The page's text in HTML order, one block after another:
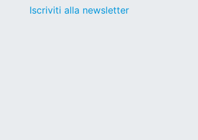
Iscriviti alla newsletter